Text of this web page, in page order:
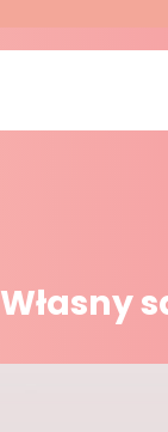
Własny